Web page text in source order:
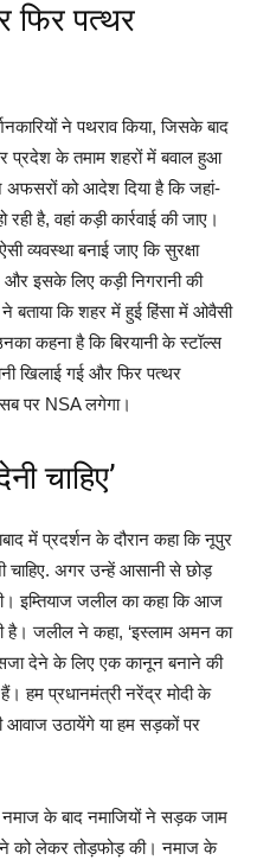
फिर पत्थर
ने पथराव किया, जिसके बाद
के तमाम शहरों में बवाल हुआ
अफसरों को आदेश दिया है कि जहां-
है, वहां कड़ी कार्रवाई की जाए।
व्यवस्था बनाई जाए कि सुरक्षा
इसके लिए कड़ी निगरानी की
बताया कि शहर में हुई हिंसा में ओवैसी
कहना है कि बिरयानी के स्टॉल्स
खिलाई गई और फिर पत्थर
पर NSA लगेगा।
चाहिए’
में प्रदर्शन के दौरान कहा कि नूपुर
चाहिए. अगर उन्हें आसानी से छोड़
इम्तियाज जलील का कहा कि आज
जलील ने कहा, ‘इस्लाम अमन का
देने के लिए एक कानून बनाने की
हम प्रधानमंत्री नरेंद्र मोदी के
उठायेंगे या हम सड़कों पर
के बाद नमाजियों ने सड़क जाम
को लेकर तोड़फोड़ की। नमाज के